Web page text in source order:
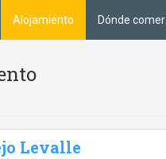
Alojamiento Dónde comer
Levalle